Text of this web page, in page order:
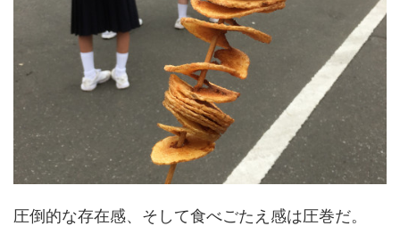
圧倒的な存在感、そして食べごたえ感は圧巻だ。